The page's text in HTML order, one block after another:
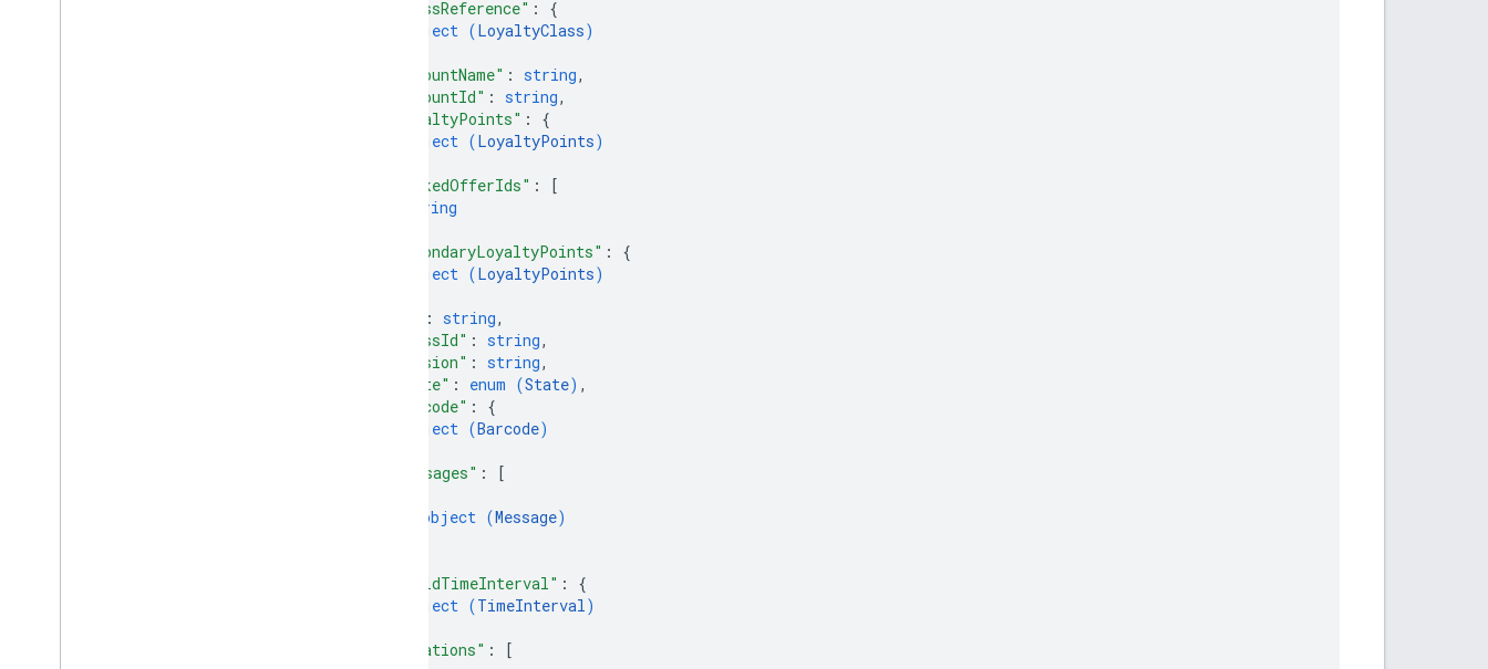
"classReference" : {
object (LoyaltyClass)
"accountName" : string,
"accountId" : string,
"loyaltyPoints" : {
object (LoyaltyPoints)
"linkedOfferIds" :
[
string
"secondaryLoyaltyPoints" : {
object (LoyaltyPoints)
: string,
"classId" : string,
"version" : string,
"state" : enum (State) ,
"barcode" : {
object (Barcode)
"messages" :
[
object (Message)
"validTimeInterval" : {
object (TimeInterval)
"locations" :
[